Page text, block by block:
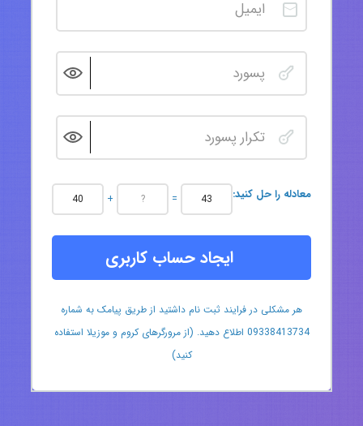
:معادله را حل کنید + =
ایجاد حساب کاربری
هر مشکلی در فرایند ثبت نام داشتید از طریق پیامک به شماره
09338413734 اطلاع دهید. (از مرورگرهای کروم و موزیلا استفاده
کنید)